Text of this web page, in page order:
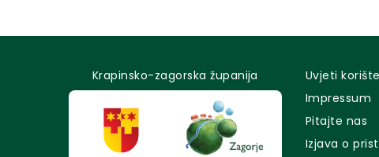
Krapinsko-zagorska županija
Uvjeti
Impressum
Pitajte nas
Izjava o